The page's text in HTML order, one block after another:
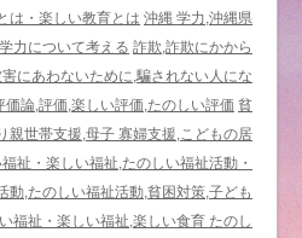
は・楽しい教育とは 沖縄 学力,沖縄県
力について考える 詐欺,詐欺にかから
にあわないために,騙されない人にな
論,評価,楽しい評価,たのしい評価 貧
親世帯支援,母子 寡婦支援,こどもの居
祉・楽しい福祉,たのしい福祉活動・
動,たのしい福祉活動,貧困対策,子ども
福祉・楽しい福祉,楽しい食育 たのし